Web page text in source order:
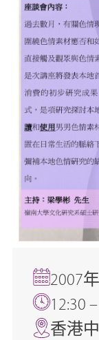
2007
12:30
香港